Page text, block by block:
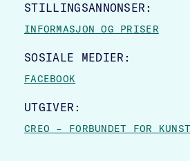
STILLINGSANNONSER:
INFORMASJON OG PRISER
SOSIALE MEDIER:
FACEBOOK
UTGIVER:
CREO – FORBUNDET FOR